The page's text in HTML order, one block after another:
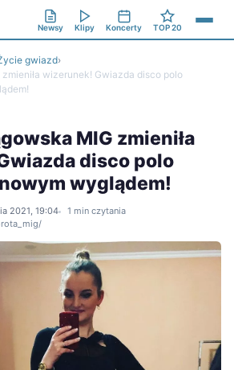
Newsy Klipy Koncerty TOP 20
gwiazd›
wizerunek! Gwiazda disco polo
MIG zmieniła
disco polo
wyglądem!
2021, 19:04
1 min czytania